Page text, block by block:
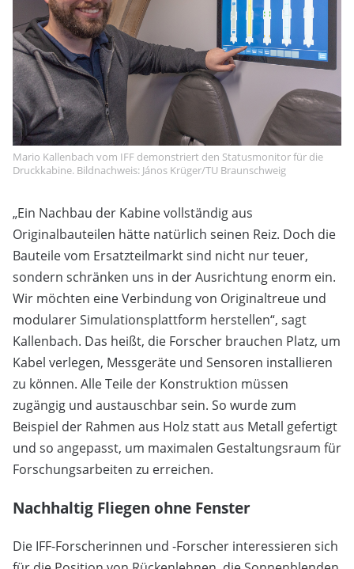
Mario Kallenbach vom IFF demonstriert den Statusmonitor für die
Druckkabine. Bildnachweis: János Krüger/TU Braunschweig
„Ein Nachbau der Kabine vollständig aus
Originalbauteilen hätte natürlich seinen Reiz. Doch die
Bauteile vom Ersatzteilmarkt sind nicht nur teuer,
sondern schränken uns in der Ausrichtung enorm ein.
Wir möchten eine Verbindung von Originaltreue und
modularer Simulationsplattform herstellen“, sagt
Kallenbach. Das heißt, die Forscher brauchen Platz, um
Kabel verlegen, Messgeräte und Sensoren installieren
zu können. Alle Teile der Konstruktion müssen
zugängig und austauschbar sein. So wurde zum
Beispiel der Rahmen aus Holz statt aus Metall gefertigt
und so angepasst, um maximalen Gestaltungsraum für
Forschungsarbeiten zu erreichen.
Nachhaltig Fliegen ohne Fenster
Die IFF-Forscherinnen und -Forscher interessieren sich